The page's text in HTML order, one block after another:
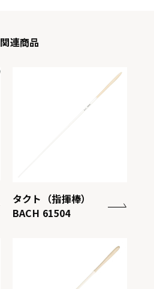
関連商品
タクト（指揮棒）
BACH 61504